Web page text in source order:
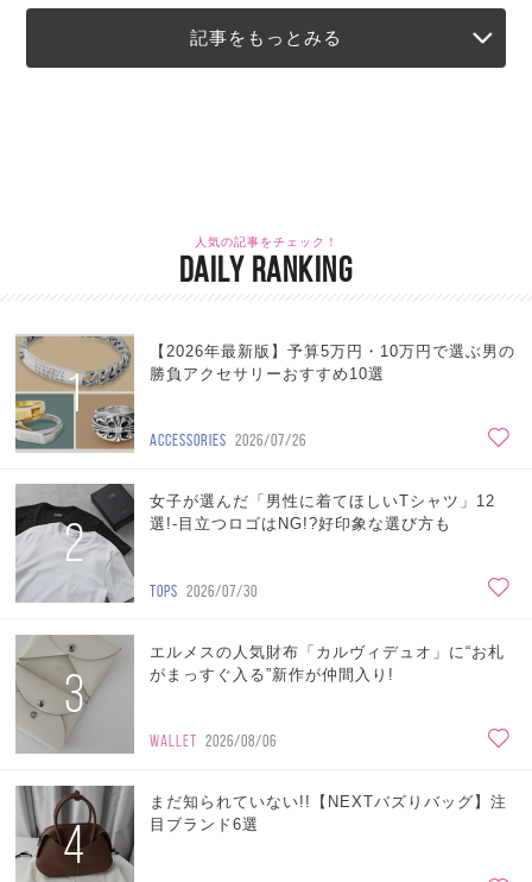
記事をもっとみる
人気の記事をチェック！
DAILY RANKING
1
【2026年最新版】予算5万円・10万円で選ぶ男の
勝負アクセサリーおすすめ10選
ACCESSORIES 2026/07/26
2
女子が選んだ「男性に着てほしいTシャツ」12
選!-目立つロゴはNG!?好印象な選び方も
TOPS 2026/07/30
3
エルメスの人気財布「カルヴィデュオ」に“お札
がまっすぐ入る”新作が仲間入り!
WALLET 2026/08/06
4
まだ知られていない!!【NEXTバズりバッグ】注
目ブランド6選